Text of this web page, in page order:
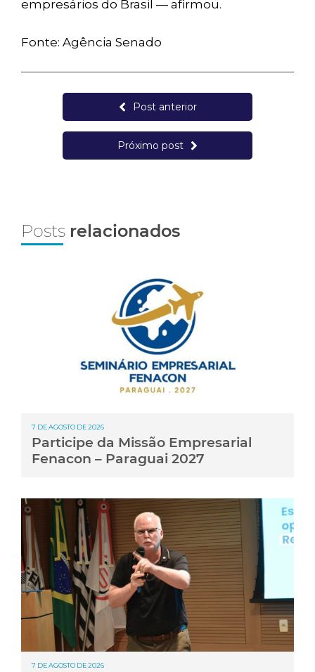
empresários do Brasil — afirmou.
Fonte: Agência Senado
Post anterior
Próximo post
Posts relacionados
7 DE AGOSTO DE 2026
Participe da Missão Empresarial
Fenacon – Paraguai 2027
7 DE AGOSTO DE 2026